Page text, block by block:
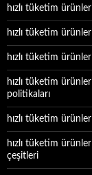
hızlı tüketim
hızlı tüketim
hızlı tüketim
hızlı tüketim
politikaları
hızlı tüketim
hızlı tüketim
çeşitleri